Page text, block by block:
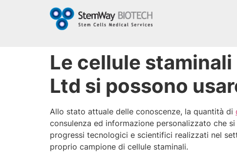
Le cellule staminali
Ltd si possono
Allo stato attuale delle conoscenze, la quantità di
consulenza ed informazione personalizzato che
progressi tecnologici e scientifici realizzati nel
proprio campione di cellule staminali.